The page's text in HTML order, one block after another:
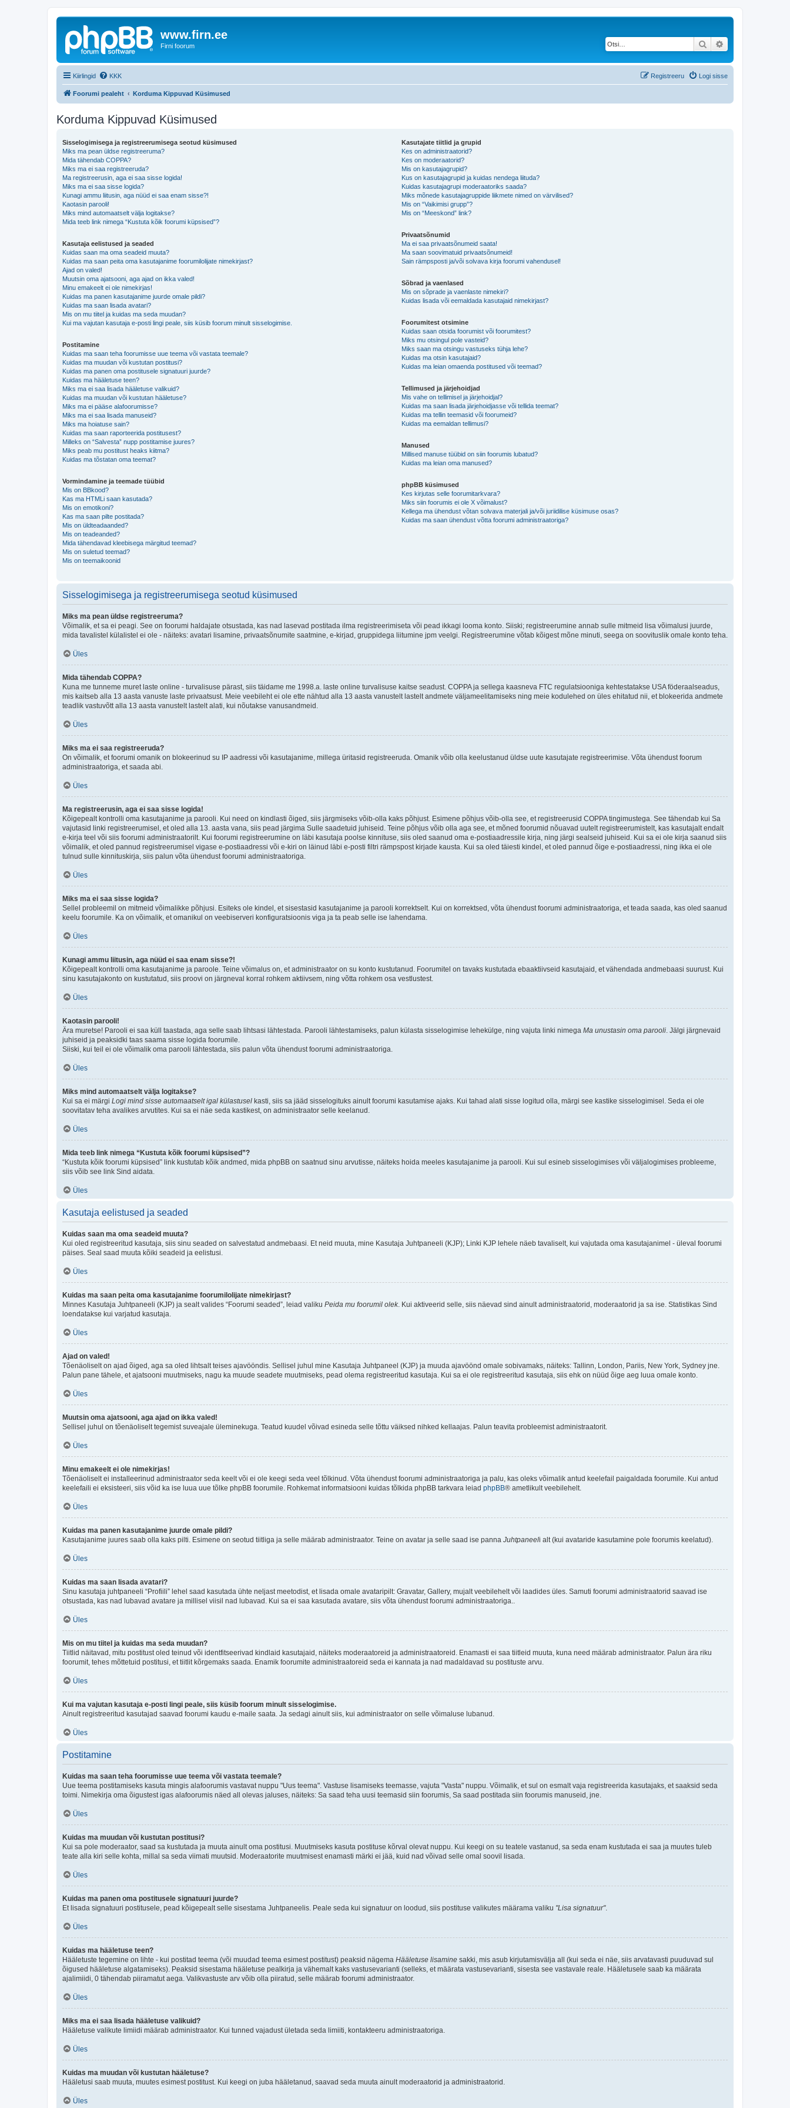
www.firn.ee
Firni foorum Otsi
Kiirlingid KKK Logi sisse
Registreeru
Foorumi pealeht Korduma Kippuvad Küsimused
Korduma Kippuvad Küsimused
Sisselogimisega ja registreerumisega seotud küsimused
Miks ma pean üldse registreeruma?
Mida tähendab COPPA?
Miks ma ei saa registreeruda?
Ma registreerusin, aga ei saa sisse logida!
Miks ma ei saa sisse logida?
Kunagi ammu liitusin, aga nüüd ei saa enam sisse?!
Kaotasin parooli!
Miks mind automaatselt välja logitakse?
Mida teeb link nimega “Kustuta kõik foorumi küpsised”?
Kasutaja eelistused ja seaded
Kuidas saan ma oma seadeid muuta?
Kuidas ma saan peita oma kasutajanime foorumilolijate nimekirjast?
Ajad on valed!
Muutsin oma ajatsooni, aga ajad on ikka valed!
Minu emakeelt ei ole nimekirjas!
Kuidas ma panen kasutajanime juurde omale pildi?
Kuidas ma saan lisada avatari?
Mis on mu tiitel ja kuidas ma seda muudan?
Kui ma vajutan kasutaja e-posti lingi peale, siis küsib foorum minult sisselogimise.
Postitamine
Kuidas ma saan teha foorumisse uue teema või vastata teemale?
Kuidas ma muudan või kustutan postitusi?
Kuidas ma panen oma postitusele signatuuri juurde?
Kuidas ma hääletuse teen?
Miks ma ei saa lisada hääletuse valikuid?
Kuidas ma muudan või kustutan hääletuse?
Miks ma ei pääse alafoorumisse?
Miks ma ei saa lisada manuseid?
Miks ma hoiatuse sain?
Kuidas ma saan raporteerida postitusest?
Milleks on “Salvesta” nupp postitamise juures?
Miks peab mu postitust heaks kiitma?
Kuidas ma tõstatan oma teemat?
Vormindamine ja teemade tüübid
Mis on BBkood?
Kas ma HTMLi saan kasutada?
Mis on emotikoni?
Kas ma saan pilte postitada?
Mis on üldteadaanded?
Mis on teadeanded?
Mida tähendavad kleebisega märgitud teemad?
Mis on suletud teemad?
Mis on teemaikoonid
Kasutajate tiitlid ja grupid
Kes on administraatorid?
Kes on moderaatorid?
Mis on kasutajagrupid?
Kus on kasutajagrupid ja kuidas nendega liituda?
Kuidas kasutajagrupi moderaatoriks saada?
Miks mõnede kasutajagruppide liikmete nimed on värvilised?
Mis on “Vaikimisi grupp”?
Mis on “Meeskond” link?
Privaatsõnumid
Ma ei saa privaatsõnumeid saata!
Ma saan soovimatuid privaatsõnumeid!
Sain rämpsposti ja/või solvava kirja foorumi vahendusel!
Sõbrad ja vaenlased
Mis on sõprade ja vaenlaste nimekiri?
Kuidas lisada või eemaldada kasutajaid nimekirjast?
Foorumitest otsimine
Kuidas saan otsida foorumist või foorumitest?
Miks mu otsingul pole vasteid?
Miks saan ma otsingu vastuseks tühja lehe?
Kuidas ma otsin kasutajaid?
Kuidas ma leian omaenda postitused või teemad?
Tellimused ja järjehoidjad
Mis vahe on tellimisel ja järjehoidjal?
Kuidas ma saan lisada järjehoidjasse või tellida teemat?
Kuidas ma tellin teemasid või foorumeid?
Kuidas ma eemaldan tellimusi?
Manused
Millised manuse tüübid on siin foorumis lubatud?
Kuidas ma leian oma manused?
phpBB küsimused
Kes kirjutas selle foorumitarkvara?
Miks siin foorumis ei ole X võimalust?
Kellega ma ühendust võtan solvava materjali ja/või juriidilise küsimuse osas?
Kuidas ma saan ühendust võtta foorumi administraatoriga?
Sisselogimisega ja registreerumisega seotud küsimused
Miks ma pean üldse registreeruma?
Võimalik, et sa ei peagi. See on foorumi haldajate otsustada, kas nad lasevad postitada ilma registreerimiseta või pead ikkagi looma konto. Siiski; registreerumine annab sulle mitmeid lisa võimalusi juurde,
mida tavalistel külalistel ei ole - näiteks: avatari lisamine, privaatsõnumite saatmine, e-kirjad, gruppidega liitumine jpm veelgi. Registreerumine võtab kõigest mõne minuti, seega on soovituslik omale konto teha.
Üles
Mida tähendab COPPA?
Kuna me tunneme muret laste online - turvalisuse pärast, siis täidame me 1998.a. laste online turvalisuse kaitse seadust. COPPA ja sellega kaasneva FTC regulatsiooniga kehtestatakse USA föderaalseadus,
mis kaitseb alla 13 aasta vanuste laste privaatsust. Meie veebileht ei ole ette nähtud alla 13 aasta vanustelt lastelt andmete väljameelitamiseks ning meie kodulehed on üles ehitatud nii, et blokeerida andmete
teadlik vastuvõtt alla 13 aasta vanustelt lastelt alati, kui nõutakse vanusandmeid.
Üles
Miks ma ei saa registreeruda?
On võimalik, et foorumi omanik on blokeerinud su IP aadressi või kasutajanime, millega üritasid registreeruda. Omanik võib olla keelustanud üldse uute kasutajate registreerimise. Võta ühendust foorum
administraatoriga, et saada abi.
Üles
Ma registreerusin, aga ei saa sisse logida!
Kõigepealt kontrolli oma kasutajanime ja parooli. Kui need on kindlasti õiged, siis järgmiseks võib-olla kaks põhjust. Esimene põhjus võib-olla see, et registreerusid COPPA tingimustega. See tähendab kui Sa
vajutasid linki registreerumisel, et oled alla 13. aasta vana, siis pead järgima Sulle saadetuid juhiseid. Teine põhjus võib olla aga see, et mõned foorumid nõuavad uutelt registreerumistelt, kas kasutajalt endalt
e-kirja teel või siis foorumi administraatorilt. Kui foorumi registreerumine on läbi kasutaja poolse kinnituse, siis oled saanud oma e-postiaadressile kirja, ning järgi sealseid juhiseid. Kui sa ei ole kirja saanud siis
võimalik, et oled pannud registreerumisel vigase e-postiaadressi või e-kiri on läinud läbi e-posti filtri rämpspost kirjade kausta. Kui sa oled täiesti kindel, et oled pannud õige e-postiaadressi, ning ikka ei ole
tulnud sulle kinnituskirja, siis palun võta ühendust foorumi administraatoriga.
Üles
Miks ma ei saa sisse logida?
Sellel probleemil on mitmeid võimalikke põhjusi. Esiteks ole kindel, et sisestasid kasutajanime ja parooli korrektselt. Kui on korrektsed, võta ühendust foorumi administraatoriga, et teada saada, kas oled saanud
keelu foorumile. Ka on võimalik, et omanikul on veebiserveri konfiguratsioonis viga ja ta peab selle ise lahendama.
Üles
Kunagi ammu liitusin, aga nüüd ei saa enam sisse?!
Kõigepealt kontrolli oma kasutajanime ja paroole. Teine võimalus on, et administraator on su konto kustutanud. Foorumitel on tavaks kustutada ebaaktiivseid kasutajaid, et vähendada andmebaasi suurust. Kui
sinu kasutajakonto on kustutatud, siis proovi on järgneval korral rohkem aktiivsem, ning võtta rohkem osa vestlustest.
Üles
Kaotasin parooli!
Ära muretse! Parooli ei saa küll taastada, aga selle saab lihtsasi lähtestada. Parooli lähtestamiseks, palun külasta sisselogimise lehekülge, ning vajuta linki nimega Ma unustasin oma parooli . Jälgi järgnevaid
juhiseid ja peaksidki taas saama sisse logida foorumile.
Siiski, kui teil ei ole võimalik oma parooli lähtestada, siis palun võta ühendust foorumi administraatoriga.
Üles
Miks mind automaatselt välja logitakse?
Kui sa ei märgi Logi mind sisse automaatselt igal külastusel kasti, siis sa jääd sisselogituks ainult foorumi kasutamise ajaks. Kui tahad alati sisse logitud olla, märgi see kastike sisselogimisel. Seda ei ole
soovitatav teha avalikes arvutites. Kui sa ei näe seda kastikest, on administraator selle keelanud.
Üles
Mida teeb link nimega “Kustuta kõik foorumi küpsised”?
“Kustuta kõik foorumi küpsised” link kustutab kõik andmed, mida phpBB on saatnud sinu arvutisse, näiteks hoida meeles kasutajanime ja parooli. Kui sul esineb sisselogimises või väljalogimises probleeme,
siis võib see link Sind aidata.
Üles
Kasutaja eelistused ja seaded
Kuidas saan ma oma seadeid muuta?
Kui oled registreeritud kasutaja, siis sinu seaded on salvestatud andmebaasi. Et neid muuta, mine Kasutaja Juhtpaneeli (KJP); Linki KJP lehele näeb tavaliselt, kui vajutada oma kasutajanimel - üleval foorumi
päises. Seal saad muuta kõiki seadeid ja eelistusi.
Üles
Kuidas ma saan peita oma kasutajanime foorumilolijate nimekirjast?
Minnes Kasutaja Juhtpaneeli (KJP) ja sealt valides “Foorumi seaded”, leiad valiku Peida mu foorumil olek. Kui aktiveerid selle, siis näevad sind ainult administraatorid, moderaatorid ja sa ise. Statistikas Sind
loendatakse kui varjatud kasutaja.
Üles
Ajad on valed!
Tõenäoliselt on ajad õiged, aga sa oled lihtsalt teises ajavööndis. Sellisel juhul mine Kasutaja Juhtpaneel (KJP) ja muuda ajavöönd omale sobivamaks, näiteks: Tallinn, London, Pariis, New York, Sydney jne.
Palun pane tähele, et ajatsooni muutmiseks, nagu ka muude seadete muutmiseks, pead olema registreeritud kasutaja. Kui sa ei ole registreeritud kasutaja, siis ehk on nüüd õige aeg luua omale konto.
Üles
Muutsin oma ajatsooni, aga ajad on ikka valed!
Sellisel juhul on tõenäoliselt tegemist suveajale üleminekuga. Teatud kuudel võivad esineda selle tõttu väiksed nihked kellaajas. Palun teavita probleemist administraatorit.
Üles
Minu emakeelt ei ole nimekirjas!
Tõenäoliselt ei installeerinud administraator seda keelt või ei ole keegi seda veel tõlkinud. Võta ühendust foorumi administraatoriga ja palu, kas oleks võimalik antud keelefail paigaldada foorumile. Kui antud
keelefaili ei eksisteeri, siis võid ka ise luua uue tõlke phpBB foorumile. Rohkemat informatsiooni kuidas tõlkida phpBB tarkvara leiad phpBB® ametlikult veebilehelt.
Üles
Kuidas ma panen kasutajanime juurde omale pildi?
Kasutajanime juures saab olla kaks pilti. Esimene on seotud tiitliga ja selle määrab administraator. Teine on avatar ja selle saad ise panna Juhtpaneeli alt (kui avataride kasutamine pole foorumis keelatud).
Üles
Kuidas ma saan lisada avatari?
Sinu kasutaja juhtpaneeli “Profiili” lehel saad kasutada ühte neljast meetodist, et lisada omale avataripilt: Gravatar, Gallery, mujalt veebilehelt või laadides üles. Samuti foorumi administraatorid saavad ise
otsustada, kas nad lubavad avatare ja millisel viisil nad lubavad. Kui sa ei saa kasutada avatare, siis võta ühendust foorumi administraatoriga..
Üles
Mis on mu tiitel ja kuidas ma seda muudan?
Tiitlid näitavad, mitu postitust oled teinud või identfitseerivad kindlaid kasutajaid, näiteks moderaatoreid ja administraatoreid. Enamasti ei saa tiitleid muuta, kuna need määrab administraator. Palun ära riku
foorumit, tehes mõttetuid postitusi, et tiitlit kõrgemaks saada. Enamik foorumite administraatoreid seda ei kannata ja nad madaldavad su postituste arvu.
Üles
Kui ma vajutan kasutaja e-posti lingi peale, siis küsib foorum minult sisselogimise.
Ainult registreeritud kasutajad saavad foorumi kaudu e-maile saata. Ja sedagi ainult siis, kui administraator on selle võimaluse lubanud.
Üles
Postitamine
Kuidas ma saan teha foorumisse uue teema või vastata teemale?
Uue teema postitamiseks kasuta mingis alafoorumis vastavat nuppu "Uus teema". Vastuse lisamiseks teemasse, vajuta "Vasta" nuppu. Võimalik, et sul on esmalt vaja registreerida kasutajaks, et saaksid seda
toimi. Nimekirja oma õigustest igas alafoorumis näed all olevas jaluses, näiteks: Sa saad teha uusi teemasid siin foorumis, Sa saad postitada siin foorumis manuseid, jne.
Üles
Kuidas ma muudan või kustutan postitusi?
Kui sa pole moderaator, saad sa kustutada ja muuta ainult oma postitusi. Muutmiseks kasuta postituse kõrval olevat nuppu. Kui keegi on su teatele vastanud, sa seda enam kustutada ei saa ja muutes tuleb
teate alla kiri selle kohta, millal sa seda viimati muutsid. Moderaatorite muutmisest enamasti märki ei jää, kuid nad võivad selle omal soovil lisada.
Üles
Kuidas ma panen oma postitusele signatuuri juurde?
Et lisada signatuuri postitusele, pead kõigepealt selle sisestama Juhtpaneelis. Peale seda kui signatuur on loodud, siis postituse valikutes määrama valiku "Lisa signatuur".
Üles
Kuidas ma hääletuse teen?
Hääletuste tegemine on lihte - kui postitad teema (või muudad teema esimest postitust) peaksid nägema Hääletuse lisamine sakki, mis asub kirjutamisvälja all (kui seda ei näe, siis arvatavasti puuduvad sul
õigused hääletuse algatamiseks). Peaksid sisestama hääletuse pealkirja ja vähemalt kaks vastusevarianti (selleks, et määrata vastusevarianti, sisesta see vastavale reale. Hääletusele saab ka määrata
ajalimiidi, 0 tähendab piiramatut aega. Valikvastuste arv võib olla piiratud, selle määrab foorumi administraator.
Üles
Miks ma ei saa lisada hääletuse valikuid?
Hääletuse valikute limiidi määrab administraator. Kui tunned vajadust ületada seda limiiti, kontakteeru administraatoriga.
Üles
Kuidas ma muudan või kustutan hääletuse?
Hääletusi saab muuta, muutes esimest postitust. Kui keegi on juba hääletanud, saavad seda muuta ainult moderaatorid ja administraatorid.
Üles